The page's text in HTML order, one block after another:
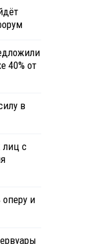
40% от
в
лиц с
и